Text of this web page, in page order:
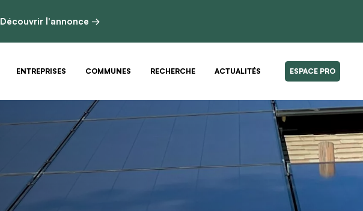
Découvrir l'annonce →
ENTREPRISES COMMUNES RECHERCHE ACTUALITÉS ESPACE PRO